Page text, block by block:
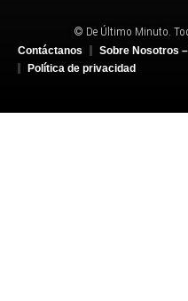
© De Último Minuto.
Contáctanos
Sobre Nosotros
Política de privacidad